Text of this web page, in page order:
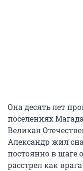
Она десять лет
поселениях
Великая
Александр жил
постоянно в шаге
расстрел как